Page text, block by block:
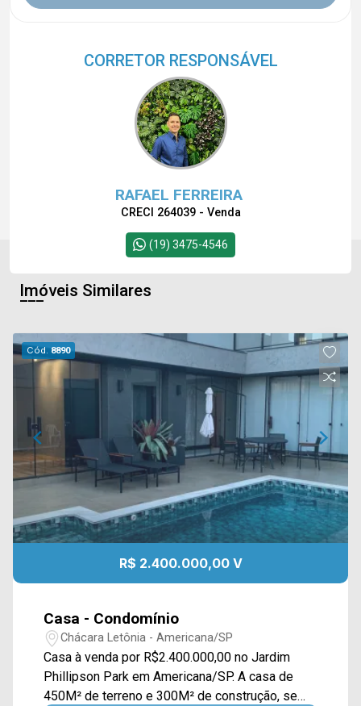
CORRETOR RESPONSÁVEL
RAFAEL FERREIRA
CRECI 264039 - Venda
(19) 3475-4546
Imóveis Similares
Cód.8890
R$ 2.400.000,00 V
Casa - Condomínio
Chácara Letônia - Americana/SP
Casa à venda por R$2.400.000,00 no Jardim
Phillipson Park em Americana/SP. A casa de
450M² de terreno e 300M² de construção, se